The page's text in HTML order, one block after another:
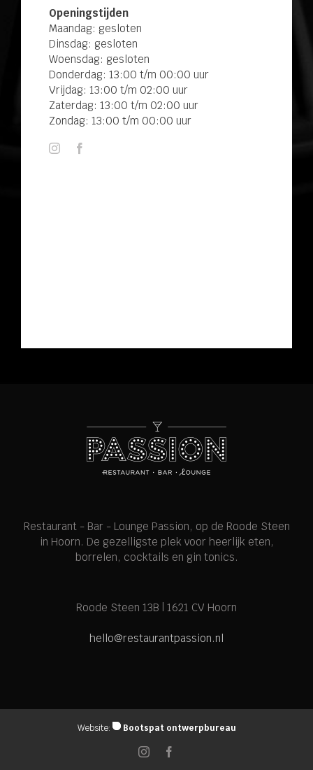
Openingstijden
Maandag: gesloten
Dinsdag: gesloten
Woensdag: gesloten
Donderdag: 13:00 t/m 00:00 uur
Vrijdag: 13:00 t/m 02:00 uur
Zaterdag: 13:00 t/m 02:00 uur
Zondag: 13:00 t/m 00:00 uur
Restaurant - Bar - Lounge Passion, op de Roode Steen
in Hoorn. De gezelligste plek voor heerlijk eten,
borrelen, cocktails en gin tonics.
Roode Steen 13B | 1621 CV Hoorn
hello@restaurantpassion.nl
Website: Bootspat ontwerpbureau
Instagram